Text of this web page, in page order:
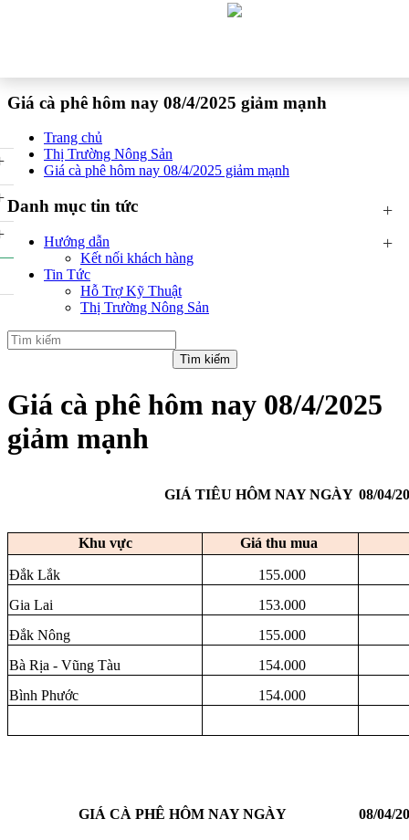
Giá cà phê hôm nay 08/4/2025 giảm mạnh
Trang chủ
Thị Trường Nông Sản
Giá cà phê hôm nay 08/4/2025 giảm mạnh
Danh mục tin tức
Hướng dẫn
+
Kết nối khách hàng
Tin Tức
+
Hỗ Trợ Kỹ Thuật
Thị Trường Nông Sản
Giá cà phê hôm nay 08/4/2025
giảm mạnh
GIÁ TIÊU HÔM NAY NGÀY 08/04/
Khu vực Giá thu mua
Đắk Lắk
155.000
Gia Lai
153.000
Đắk Nông
155.000
Bà Rịa - Vũng Tàu
154.000
Bình Phước
154.000
GIÁ CÀ PHÊ HÔM NAY NGÀY 08/04/